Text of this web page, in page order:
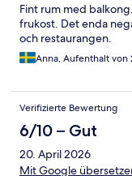
Fint rum med
frukost. Det enda
och restaurangen.
Anna, Aufenthalt von
Verifizierte Bewertung
6/10 – Gut
20. April 2026
Mit Google